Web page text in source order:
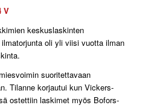
V
keskuslaskinten
oli yli viisi vuotta ilman
suoritettavaan
Tilanne korjautui kun Vickers-
ostettiin laskimet myös Bofors-